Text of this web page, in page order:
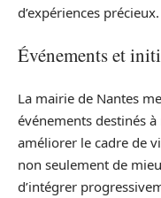
d’expériences précieux.
Événements et
La mairie de Nantes
événements destinés
améliorer le cadre de
non seulement de
d’intégrer